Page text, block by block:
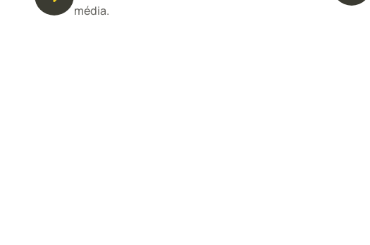
média.